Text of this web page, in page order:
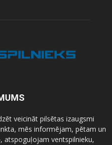
veicināt pilsētas izaugsmi
mēs informējam, pētam un
atspoguļojam ventspilnieku,